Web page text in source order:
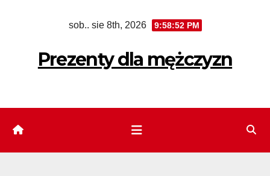
sob.. sie 8th, 2026 9:58:53 PM
Prezenty dla mężczyzn